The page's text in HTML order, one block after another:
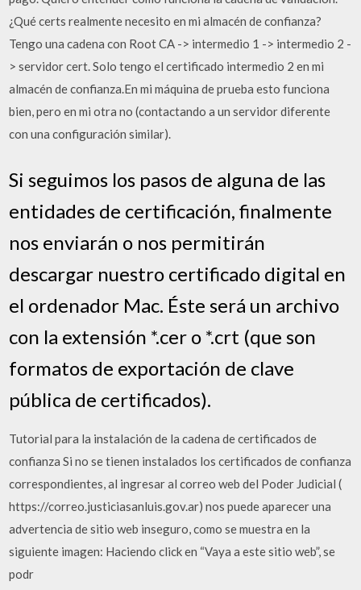
¿Qué certs realmente necesito en mi almacén de confianza?
Tengo una cadena con Root CA -> intermedio 1 -> intermedio 2 -
> servidor cert. Solo tengo el certificado intermedio 2 en mi
almacén de confianza.En mi máquina de prueba esto funciona
bien, pero en mi otra no (contactando a un servidor diferente
con una configuración similar).
Si seguimos los pasos de alguna de las
entidades de certificación, finalmente
nos enviarán o nos permitirán
descargar nuestro certificado digital en
el ordenador Mac. Éste será un archivo
con la extensión *.cer o *.crt (que son
formatos de exportación de clave
pública de certificados).
Tutorial para la instalación de la cadena de certificados de
confianza Si no se tienen instalados los certificados de confianza
correspondientes, al ingresar al correo web del Poder Judicial (
https://correo.justiciasanluis.gov.ar) nos puede aparecer una
advertencia de sitio web inseguro, como se muestra en la
siguiente imagen: Haciendo click en “Vaya a este sitio web”, se
podr